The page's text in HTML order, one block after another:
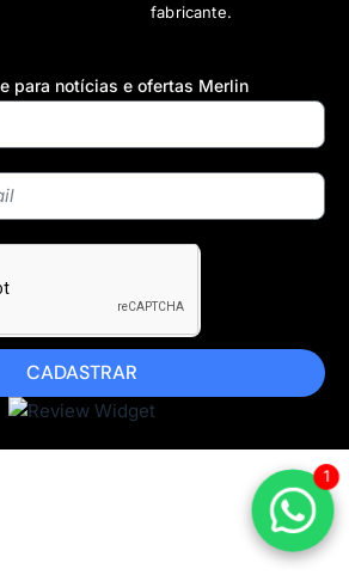
para notícias e ofertas Merlin
CADASTRAR
fabricante.
1